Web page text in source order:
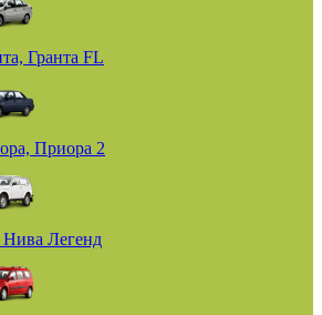
Гранта FL
Приора 2
Нива Легенд